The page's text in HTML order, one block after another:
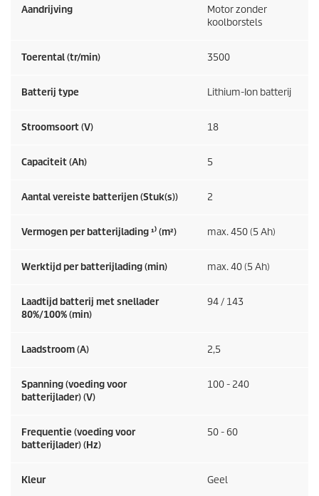
Aandrijving
Motor zonder
koolborstels
Toerental (tr/min) 3500
Batterij type Lithium-Ion batterij
Stroomsoort (V) 18
Capaciteit (Ah) 5
Aantal vereiste batterijen (Stuk(s)) 2
Vermogen per batterijlading ¹⁾ (m²) max. 450 (5 Ah)
Werktijd per batterijlading (min) max. 40 (5 Ah)
Laadtijd batterij met snellader
80%/100% (min)
94 / 143
Laadstroom (A) 2,5
Spanning (voeding voor
batterijlader) (V)
100 - 240
Frequentie (voeding voor
batterijlader) (Hz)
50 - 60
Kleur Geel